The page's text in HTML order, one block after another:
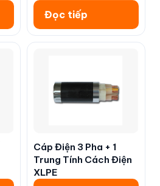
Đọc tiếp
Cáp Điện 3 Pha + 1
Trung Tính Cách Điện
XLPE